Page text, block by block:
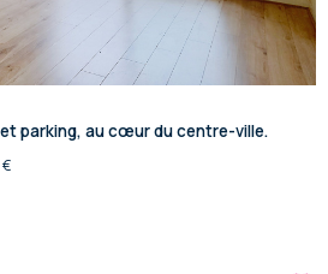
parking, au cœur du centre-ville.